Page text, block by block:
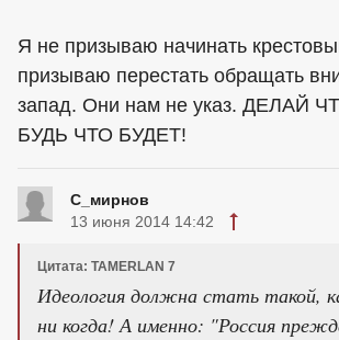
Я не призываю начинать
призываю перестать обращать
запад. Они нам не указ. ДЕЛАЙ
БУДЬ ЧТО БУДЕТ!
С_мирнов
13 июня 2014 14:42
Цитата: TAMERLAN 7
Идеология должна стать такой,
ни когда! А именно: "Россия